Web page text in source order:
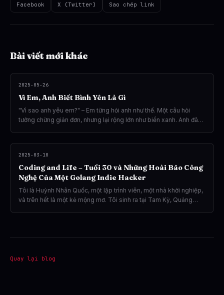
Facebook X (Twitter) Sao chép link
Bài viết mới khác
2025-05-26
Vì Em, Anh Biết Bình Yên Là Gì
"Vì sao anh yêu em?" – Em từng hỏi anh như thế. Một câu hỏi
tưởng chừng giản đơn, nhưng lại rộng lớn như biển xanh. Anh đã
2025-03-10
Coding and Life – Tuổi 30 và Những Hoài Bão Công
Nghệ Của Một Golang Indie Hacker
Tôi là Huỳnh Nhân Quốc, một lập trình viên, một nhà khởi nghiệp,
và trên hết là một kẻ mộng mơ. Tôi sinh ra tại Tam Kỳ, Quảng
học vô giá từ cuộc sống.
Quay lại blog